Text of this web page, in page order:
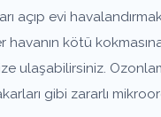
açıp evi
havanın kötü
ulaşabilirsiniz.
gibi zararlı